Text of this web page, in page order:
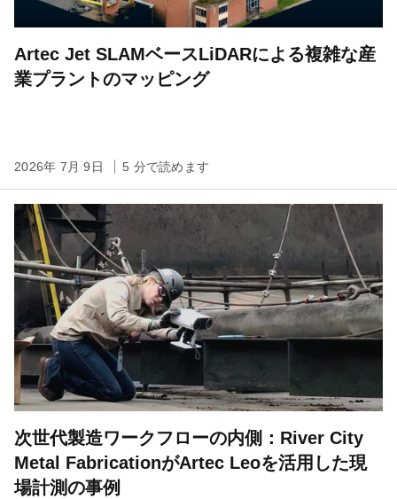
Artec Jet SLAMベースLiDARによる複雑な産
業プラントのマッピング
2026年 7月 9日 5 分で読めます
次世代製造ワークフローの内側：River City
Metal FabricationがArtec Leoを活用した現
場計測の事例